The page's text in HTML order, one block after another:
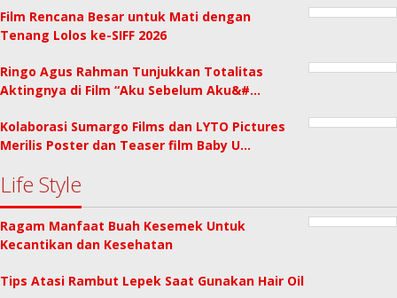
Film Rencana Besar untuk Mati dengan
Tenang Lolos ke-SIFF 2026
Ringo Agus Rahman Tunjukkan Totalitas
Aktingnya di Film “Aku Sebelum Aku&#…
Kolaborasi Sumargo Films dan LYTO Pictures
Merilis Poster dan Teaser film Baby U…
Life Style
Ragam Manfaat Buah Kesemek Untuk
Kecantikan dan Kesehatan
Tips Atasi Rambut Lepek Saat Gunakan Hair Oil